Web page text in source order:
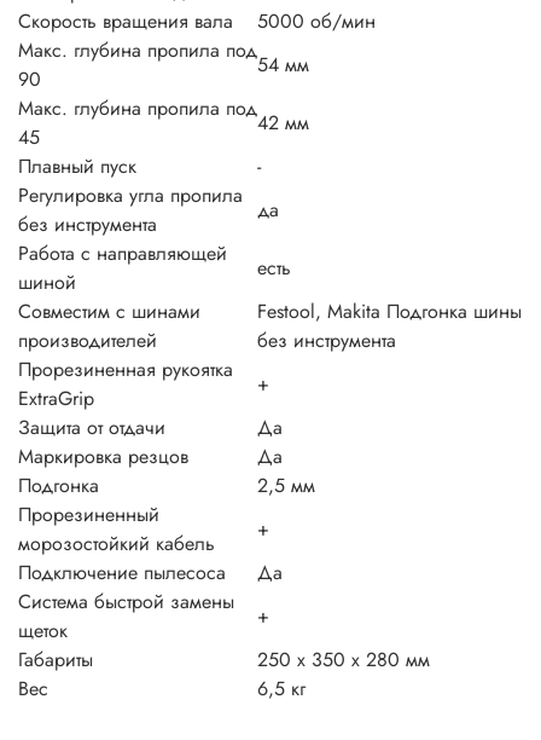
Скорость вращения вала
5000 об/мин
Макс. глубина пропила под
90
54 мм
Макс. глубина пропила под
45
42 мм
Плавный пуск
-
Регулировка угла пропила
без инструмента
да
Работа с направляющей
шиной
есть
Совместим с шинами
производителей
Festool, Makita Подгонка шины
без инструмента
Прорезиненная рукоятка
ExtraGrip
+
Защита от отдачи
Да
Маркировка резцов
Да
Подгонка
2,5 мм
Прорезиненный
морозостойкий кабель
+
Подключение пылесоса
Да
Система быстрой замены
щеток
+
Габариты
250 х 350 х 280 мм
Вес
6,5 кг